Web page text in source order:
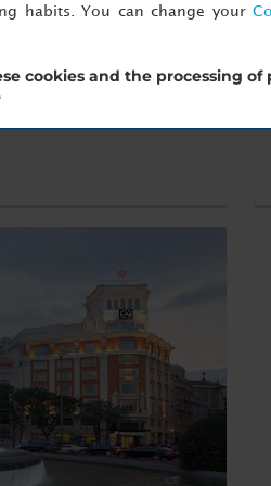
encuentra en un
arte más famosas de
habits. You can change your
cookies and the processing of